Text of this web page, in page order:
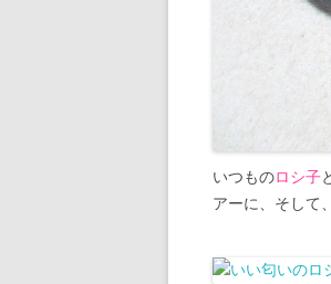
いつものロシ子
アーに、そして